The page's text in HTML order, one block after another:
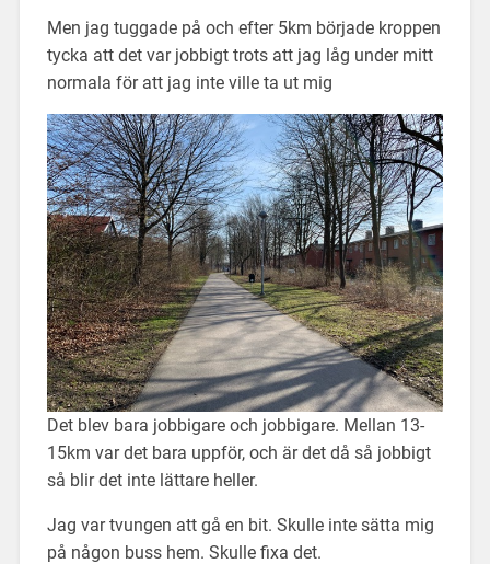
Men jag tuggade på och efter 5km började kroppen
tycka att det var jobbigt trots att jag låg under mitt
normala för att jag inte ville ta ut mig
Det blev bara jobbigare och jobbigare. Mellan 13-
15km var det bara uppför, och är det då så jobbigt
så blir det inte lättare heller.
Jag var tvungen att gå en bit. Skulle inte sätta mig
på någon buss hem. Skulle fixa det.